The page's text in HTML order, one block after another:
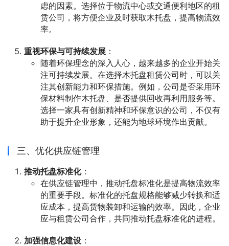
虑的因素。选择位于物流中心或交通便利地区的租
赁公司，将方便企业及时获取木托盘，提高物流效
率。
重视环保与可持续发展 ：
随着环保理念的深入人心，越来越多的企业开始关
注可持续发展。在选择木托盘租赁公司时，可以关
注其创新能力和环保措施。例如，公司是否采用环
保材料制作木托盘、是否提供回收再利用服务等。
选择一家具有创新精神和环保意识的公司，不仅有
助于提升企业形象，还能为地球环境作出贡献。
三、优化供应链管理
推动托盘标准化：
在供应链管理中，推动托盘标准化是提高物流效率
的重要手段。标准化的托盘规格能够减少转换和适
应成本，提高货物装卸和运输的效率。因此，企业
应与租赁公司合作，共同推动托盘标准化的进程。
加强信息化建设 ：